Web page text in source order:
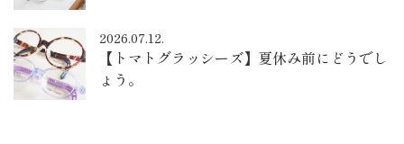
2026.07.12.
【トマトグラッシーズ】夏休み前にどうでし
ょう。